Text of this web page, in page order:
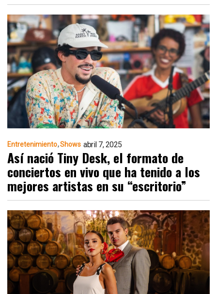
Entretenimiento Shows abril 7, 2025
Así nació Tiny Desk, el formato de
conciertos en vivo que ha tenido a los
mejores artistas en su “escritorio”